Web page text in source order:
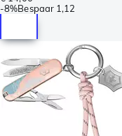
-8%Bespaar 1,12